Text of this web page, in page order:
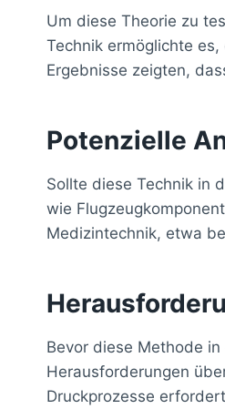
Um diese Theorie zu
Technik ermöglichte
Ergebnisse zeigten,
Potenzielle
Sollte diese Technik in
wie
Medizintechnik, etwa
Bevor diese Methode
Herausforderungen
Druckprozesse